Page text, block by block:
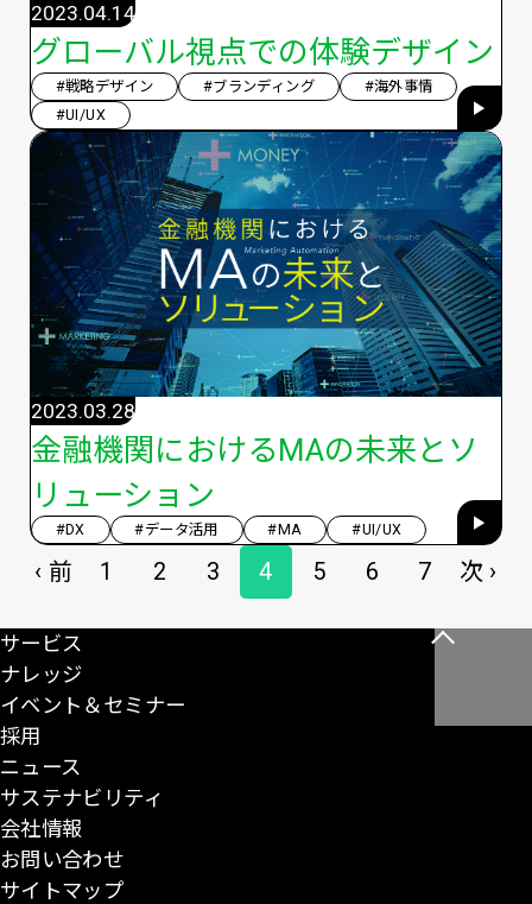
グローバル視点での体験デザイン
2023.04.14
#戦略デザイン #ブランディング
#海外事情
#UI/UX
金融機関におけるMAの未来とソ
リューション
2023.03.28
#DX #データ活用 #MA #UI/UX
ペ
ジ
前
ペ
ー
ジ
‹ 前
先
頭
ー
1
ペ
ー
2
ペ
ー
3
ペ
ー
4
ペ
ー
5
ペ
ー
6
最
終
ジ
7
次
ペ
次 ›
こ
サービス
ナレッジ
イベント＆セミナー
採用
ニュース
サステナビリティ
会社情報
お問い合わせ
サイトマップ